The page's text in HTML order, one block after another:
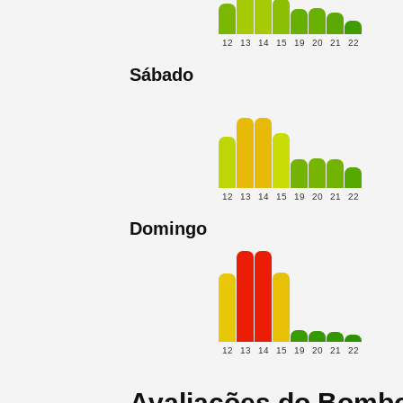
12 13 14 15 19 20 21 22
Sábado
12 13 14 15 19 20 21 22
Domingo
12 13 14 15 19 20 21 22